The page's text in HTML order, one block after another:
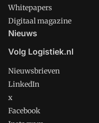
Whitepapers
Digitaal magazine
Nieuws
Volg Logistiek.nl
Nieuwsbrieven
LinkedIn
x
Facebook